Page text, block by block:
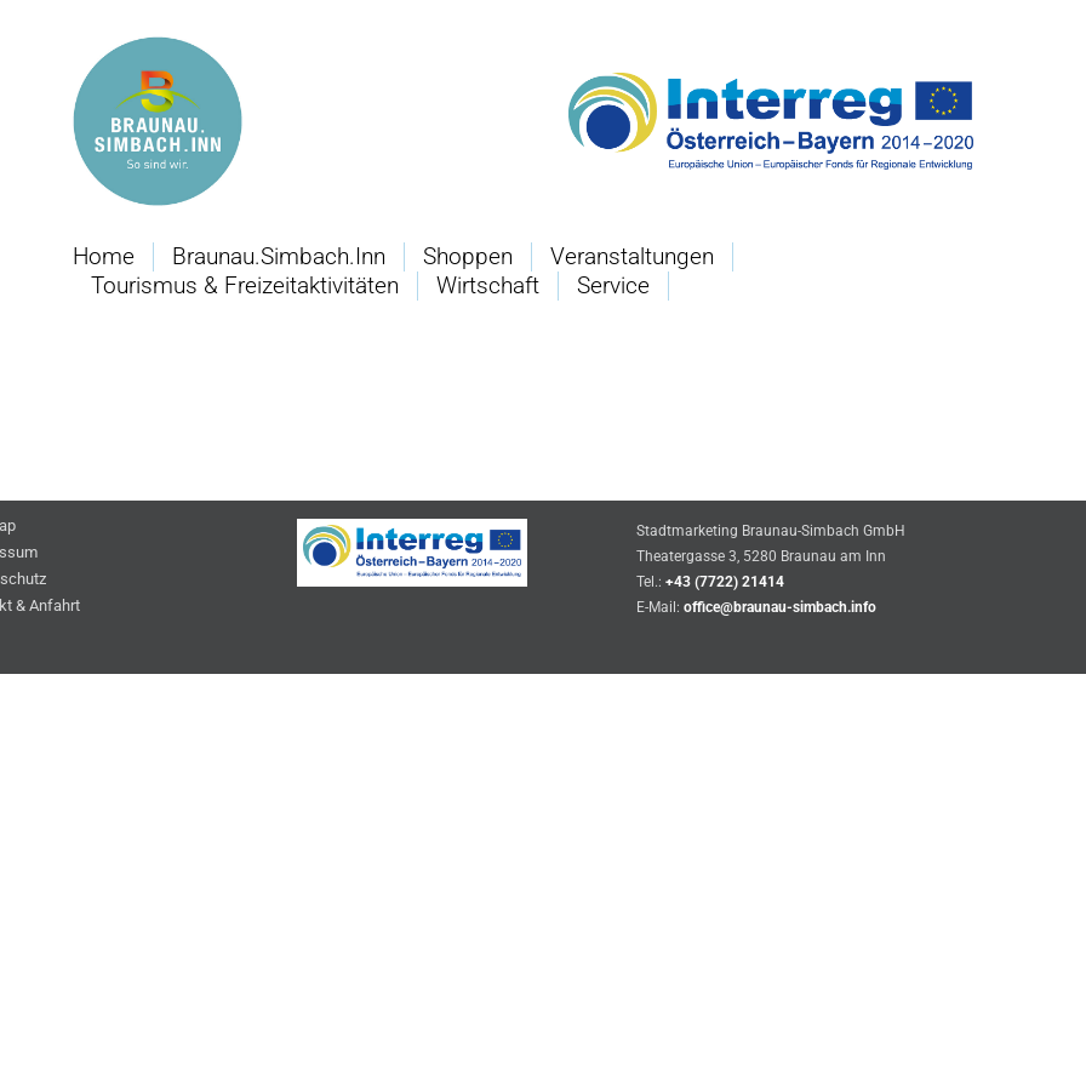
Home Braunau.Simbach.Inn Shoppen
Veranstaltungen
Tourismus & Freizeitaktivitäten
Wirtschaft Service
& Anfahrt
Stadtmarketing Braunau-Simbach GmbH
Theatergasse 3, 5280 Braunau am Inn
Tel.: +43 (7722) 21414
E-Mail: office@braunau-simbach.info